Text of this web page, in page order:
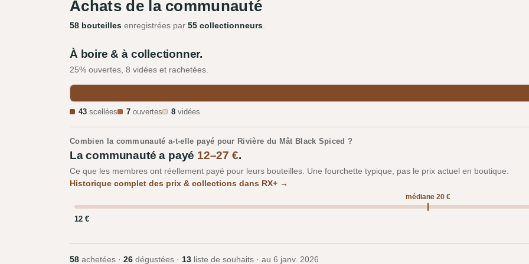
Achats de la communauté
58 bouteilles enregistrées par 55 collectionneurs
À boire & à collectionner.
25% ouvertes, 8 vidées et rachetées.
43 scellées 7 ouvertes 8 vidées
Combien la communauté a-t-elle payé pour Rivière du Mât Black Spiced ?
La communauté a payé 12–27 €.
Ce que les membres ont réellement payé pour leurs bouteilles. Une fourchette typique, pas le prix actuel en boutique.
Historique complet des prix & collections dans RX+ →
médiane 20 €
12 €
58 achetées · 26 dégustées · 13 liste de souhaits · au 6 janv. 2026